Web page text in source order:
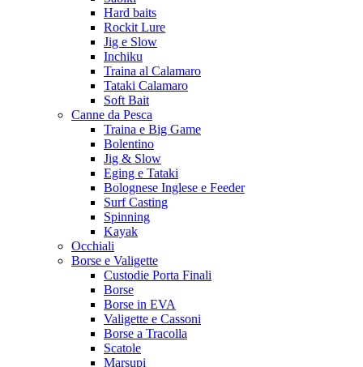
Hard baits
Rockit Lure
Jig e Slow
Inchiku
Traina al Calamaro
Tataki Calamaro
Soft Bait
Canne da Pesca
Traina e Big Game
Bolentino
Jig & Slow
Eging e Tataki
Bolognese Inglese e Feeder
Surf Casting
Spinning
Kayak
Occhiali
Borse e Valigette
Custodie Porta Finali
Borse
Borse in EVA
Valigette e Cassoni
Borse a Tracolla
Scatole
Marsupi